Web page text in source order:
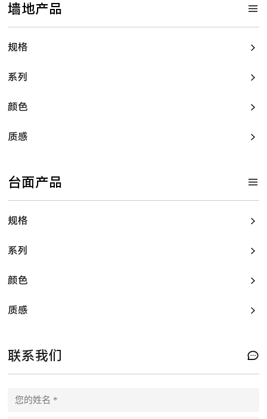
墙地产品
规格
系列
颜色
质感
台面产品
规格
系列
颜色
质感
联系我们